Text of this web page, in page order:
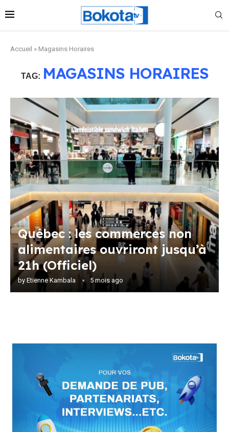
Accueil » Magasins Horaires
TAG: MAGASINS HORAIRES
Québec : les commerces non
alimentaires ouvriront jusqu’à
21h (Officiel)
by Etienne Kambala 5 mois ago